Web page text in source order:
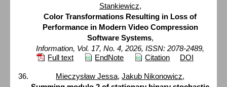
Stankiewicz,
Color Transformations Resulting in Loss of
Performance in Modern Video Compression
Software Systems,
Information, Vol. 17, No. 4, 2026, ISSN: 2078-2489,
Full text
EndNote Citation DOI
Mieczysław Jessa,Jakub Nikonowicz,